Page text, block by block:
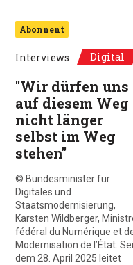
Abonnent
Interviews Digital
"Wir dürfen uns
auf diesem Weg
nicht länger
selbst im Weg
stehen"
© Bundesminister für
Digitales und
Staatsmodernisierung,
Karsten Wildberger,
fédéral du Numérique et
Modernisation de l’État.
dem 28. April 2025 leitet